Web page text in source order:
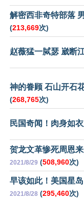
解密西非奇特部落
(213,669次)
赵薇猛一脦瑟 崴断
神的眷顾 石山开石
(268,765次)
民国奇闻！肉身如
贺龙文革惨死周恩
2021/8/29 (508,960次)
早该如此！美国星
2021/8/28 (295,460次)